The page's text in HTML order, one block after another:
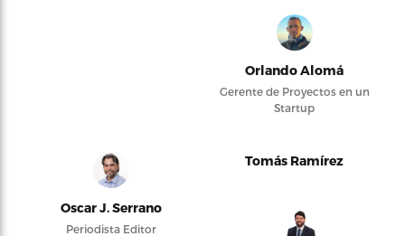
Orlando Alomá
Gerente de Proyectos en un
Startup
Oscar J. Serrano
Periodista Editor
Tomás Ramírez